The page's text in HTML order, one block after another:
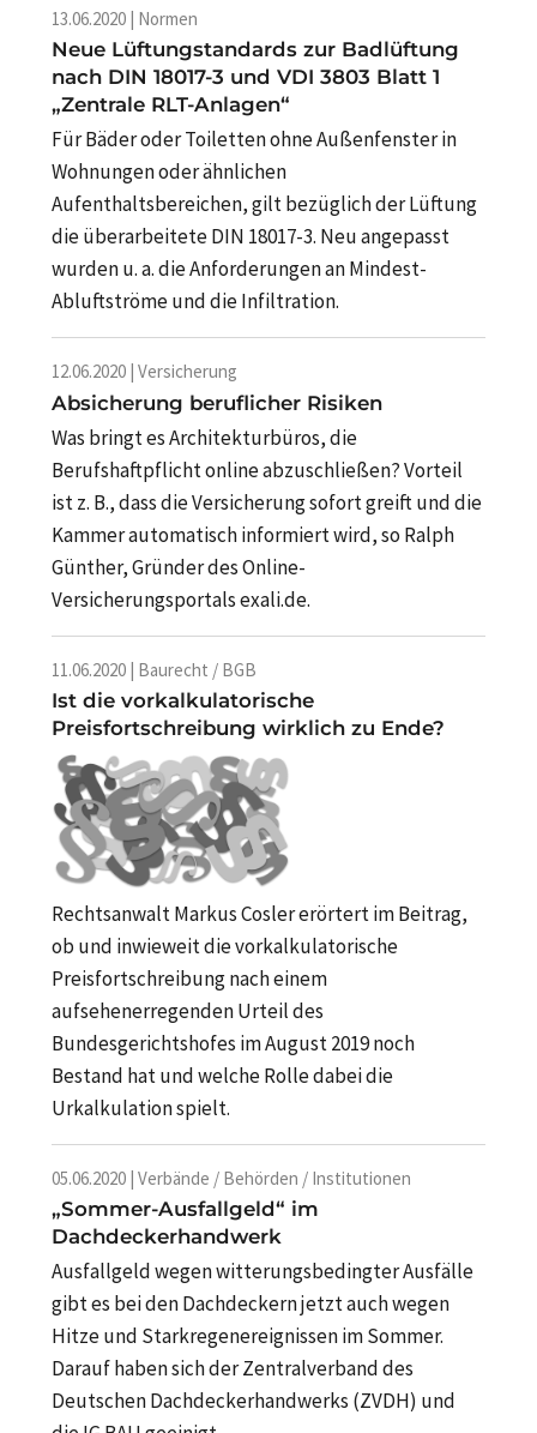
13.06.2020 | Normen
Neue Lüftungstandards zur Badlüftung
nach DIN 18017-3 und VDI 3803 Blatt 1
„Zentrale RLT-Anlagen“
Für Bäder oder Toiletten ohne Außenfenster in
Wohnungen oder ähnlichen
Aufenthaltsbereichen, gilt bezüglich der Lüftung
die überarbeitete DIN 18017-3. Neu angepasst
wurden u. a. die Anforderungen an Mindest-
Abluftströme und die Infiltration.
12.06.2020 | Versicherung
Absicherung beruflicher Risiken
Was bringt es Architekturbüros, die
Berufshaftpflicht online abzuschließen? Vorteil
ist z. B., dass die Versicherung sofort greift und die
Kammer automatisch informiert wird, so Ralph
Günther, Gründer des Online-
Versicherungsportals exali.de.
11.06.2020 | Baurecht / BGB
Ist die vorkalkulatorische
Preisfortschreibung wirklich zu Ende?
Rechtsanwalt Markus Cosler erörtert im Beitrag,
ob und inwieweit die vorkalkulatorische
Preisfortschreibung nach einem
aufsehenerregenden Urteil des
Bundesgerichtshofes im August 2019 noch
Bestand hat und welche Rolle dabei die
Urkalkulation spielt.
05.06.2020 | Verbände / Behörden / Institutionen
„Sommer-Ausfallgeld“ im
Dachdeckerhandwerk
Ausfallgeld wegen witterungsbedingter Ausfälle
gibt es bei den Dachdeckern jetzt auch wegen
Hitze und Starkregenereignissen im Sommer.
Darauf haben sich der Zentralverband des
Deutschen Dachdeckerhandwerks (ZVDH) und